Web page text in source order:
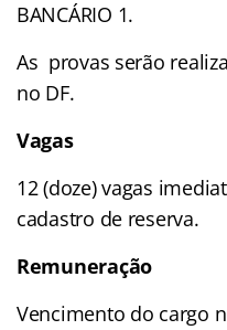
BANCÁRIO 1.
As provas serão
no DF.
Vagas
12 (doze) vagas
cadastro de reserva.
Remuneração
Vencimento do cargo